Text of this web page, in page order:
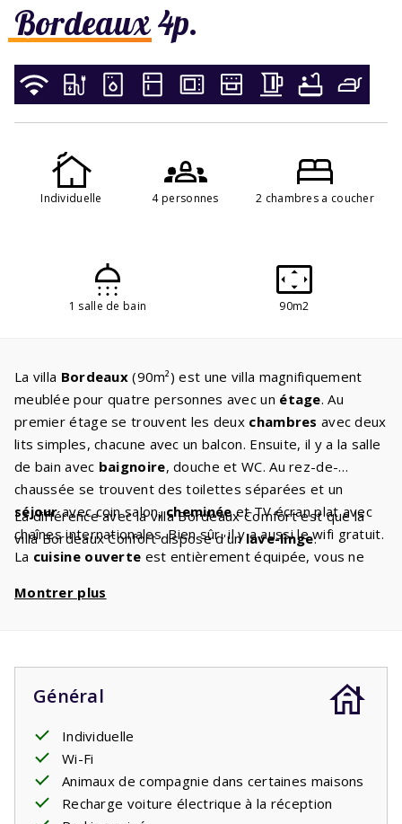
Bordeaux 4p.
Individuelle 4 personnes 2 chambres a coucher
1 salle de bain 90m2
La villa Bordeaux (90m²) est une villa magnifiquement
meublée pour quatre personnes avec un étage. Au
premier étage se trouvent les deux chambres avec deux
lits simples, chacune avec un balcon. Ensuite, il y a la salle
de bain avec baignoire, douche et WC. Au rez-de-
chaussée se trouvent des toilettes séparées et un
séjouravec coin salon,cheminéeet TV écran plat avec
chaînes internationales. Bien sûr, il y a aussi le wifi gratuit.
La cuisine ouverte est entièrement équipée, vous ne
réfrigérateur-congélateur, un four micro-ondes, un four
vous attendent. Les enfants peuvent s'amuser dans le
grand jardin .
La différence avec la villa Bordeaux Comfort est que la
villa Bordeaux Confort dispose d'unlave-linge.
Montrer plus
Général
Individuelle
Wi-Fi
Animaux de compagnie dans certaines maisons
Recharge voiture électrique à la réception